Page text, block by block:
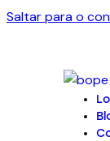
Saltar para o